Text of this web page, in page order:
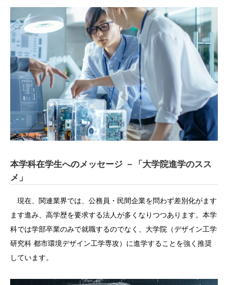
本学科在学生へのメッセージ －「大学院進学のスス
メ」
現在、関連業界では、公務員・民間企業を問わず差別化がます
ます進み、高学歴を要求する法人が多くなりつつあります。本学
科では学部卒業のみで就職するのでなく、大学院（デザイン工学
研究科 都市環境デザイン工学専攻）に進学することを強く推奨
しています。